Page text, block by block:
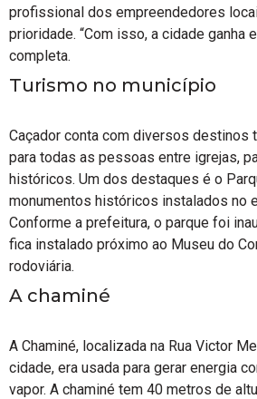
profissional dos empreendedores
prioridade. “Com isso, a cidade ganha
completa.
Turismo no município
Caçador conta com diversos destinos
para todas as pessoas entre igrejas,
históricos. Um dos destaques é o
monumentos históricos instalados no
Conforme a prefeitura, o parque foi
fica instalado próximo ao Museu do
rodoviária.
A chaminé
A Chaminé, localizada na Rua Victor
cidade, era usada para gerar energia
vapor. A chaminé tem 40 metros de